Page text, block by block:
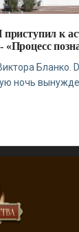
приступил к
«Процесс
Бланко.
ночь